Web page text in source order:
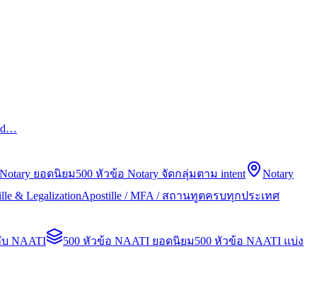
ยอดนิยม500 หัวข้อ Notary จัดกลุ่มตาม intent
Notary
& LegalizationApostille / MFA / สถานทูตครบทุกประเทศ
NAATI 500 หัวข้อ NAATI ยอดนิยม500 หัวข้อ NAATI แบ่ง